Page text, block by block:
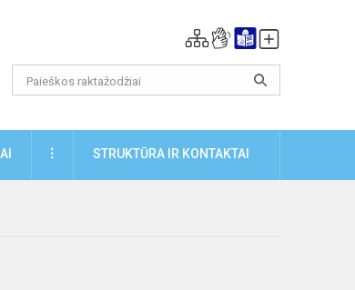
DAUGIAUSTRUKTŪRA IR KONTAKTAI